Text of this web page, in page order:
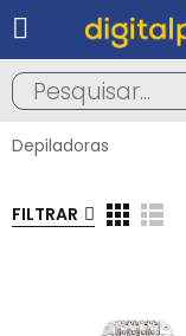
Depiladoras
FILTRAR